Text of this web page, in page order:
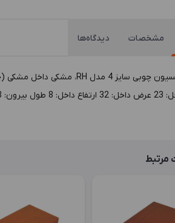
مشخصات دیدگاه‌ها
مرتبط